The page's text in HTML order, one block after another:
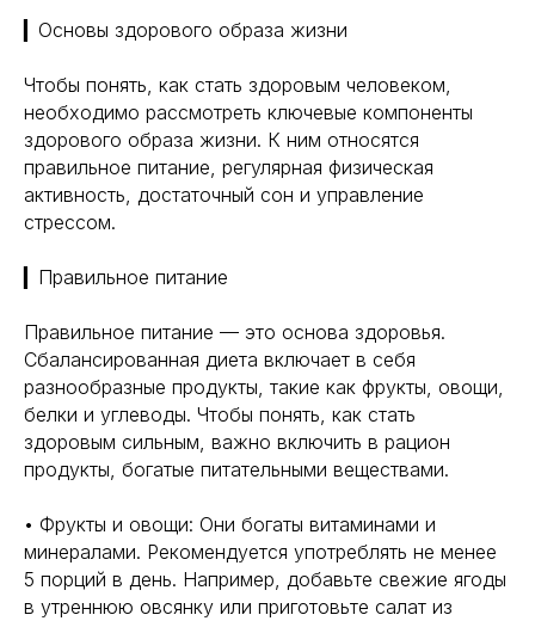
▎Основы здорового образа жизни
Чтобы понять, как стать здоровым человеком,
необходимо рассмотреть ключевые компоненты
здорового образа жизни. К ним относятся
правильное питание, регулярная физическая
активность, достаточный сон и управление
стрессом.
▎Правильное питание
Правильное питание — это основа здоровья.
Сбалансированная диета включает в себя
разнообразные продукты, такие как фрукты, овощи,
белки и углеводы. Чтобы понять, как стать
здоровым сильным, важно включить в рацион
продукты, богатые питательными веществами.
• Фрукты и овощи: Они богаты витаминами и
минералами. Рекомендуется употреблять не менее
5 порций в день. Например, добавьте свежие ягоды
в утреннюю овсянку или приготовьте салат из